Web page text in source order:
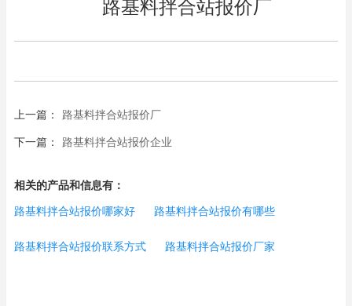
路基料拌合站报价厂
上一篇： 路基料拌合站报价厂
下一篇： 路基料拌合站报价企业
相关的产品和信息有：
路基料拌合站报价哪家好 路基料拌合站报价有哪些
路基料拌合站报价联系方式 路基料拌合站报价厂家